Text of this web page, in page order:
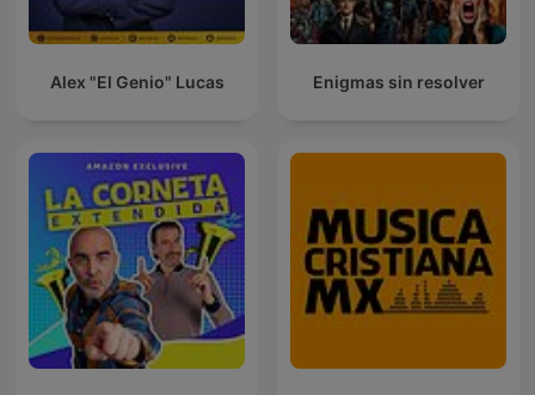
Alex "El Genio" Lucas Enigmas sin resolver